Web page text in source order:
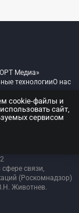
Медиа»
технологииО нас
средств массовой
связи,
(Роскомнадзор)
Животнев.
cookie-файлы и
сайт,
сервисом